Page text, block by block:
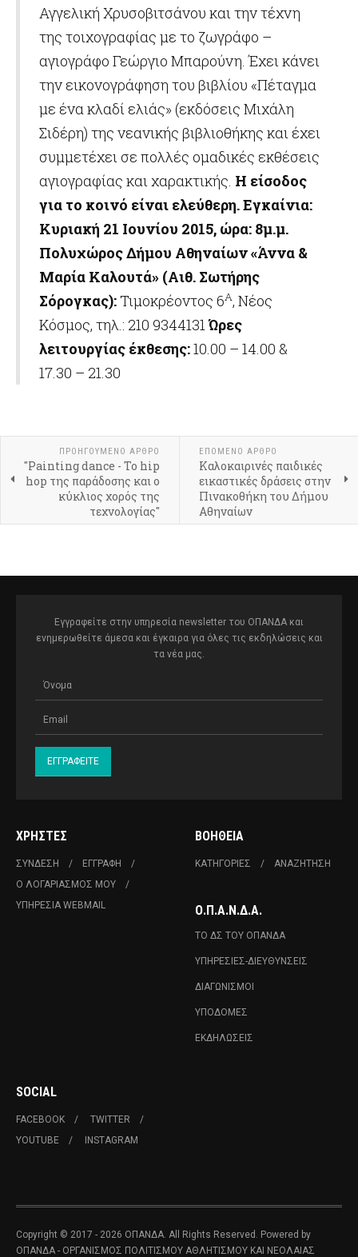
Αγγελική Χρυσοβιτσάνου και την τέχνη
της τοιχογραφίας με το ζωγράφο –
αγιογράφο Γεώργιο Μπαρούνη. Έχει κάνει
την εικονογράφηση του βιβλίου «Πέταγμα
με ένα κλαδί ελιάς» (εκδόσεις Μιχάλη
Σιδέρη) της νεανικής βιβλιοθήκης και έχει
συμμετέχει σε πολλές ομαδικές εκθέσεις
αγιογραφίας και χαρακτικής. Η είσοδος
για το κοινό είναι ελεύθερη.Εγκαίνια:
Κυριακή 21 Ιουνίου 2015, ώρα: 8μ.μ.
Πολυχώρος Δήμου Αθηναίων «Άννα &
Μαρία Καλουτά» (Αιθ. Σωτήρης
Σόρογκας):Τιμοκρέοντος 6Α, Νέος
Κόσμος, τηλ.: 210 9344131Ώρες
λειτουργίας έκθεσης:10.00 – 14.00 &
17.30 – 21.30
ΠΡΟΗΓΟΎΜΕΝΟ ΆΡΘΡΟ
"Painting dance - Το hip
hop της παράδοσης και ο
κύκλιος χορός της
τεχνολογίας"
ΕΠΌΜΕΝΟ ΆΡΘΡΟ
Καλοκαιρινές παιδικές
εικαστικές δράσεις στην
Πινακοθήκη του Δήμου
Αθηναίων
Εγγραφείτε στην υπηρεσία newsletter του ΟΠΑΝΔΑ και
ενημερωθείτε άμεσα και έγκαιρα για όλες τις εκδηλώσεις και
τα νέα μας.
ΧΡΉΣΤΕΣ
ΣΎΝΔΕΣΗ
ΕΓΓΡΑΦΉ
Ο ΛΟΓΑΡΙΑΣΜΌΣ ΜΟΥ
ΥΠΗΡΕΣΊΑ WEBMAIL
ΒΟΉΘΕΙΑ
ΚΑΤΗΓΟΡΊΕΣ ΑΝΑΖΉΤΗΣΗ
Ο.Π.Α.Ν.Δ.Α.
ΤΟ ΔΣ ΤΟΥ ΟΠΑΝΔΑ
ΥΠΗΡΕΣΊΕΣ-ΔΙΕΥΘΎΝΣΕΙΣ
ΔΙΑΓΩΝΙΣΜΟΊ
ΥΠΟΔΟΜΈΣ
ΕΚΔΗΛΏΣΕΙΣ
SOCIAL
FACEBOOK
TWITTER
YOUTUBE
INSTAGRAM
Copyright © 2017 - 2026 ΟΠΑΝΔΑ. All Rights Reserved. Powered by
ΟΠΑΝΔΑ - ΟΡΓΑΝΙΣΜΟΣ ΠΟΛΙΤΙΣΜΟΥ ΑΘΛΗΤΙΣΜΟΥ ΚΑΙ ΝΕΟΛΑΙΑΣ